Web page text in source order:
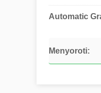
Automatic
Menyoroti: